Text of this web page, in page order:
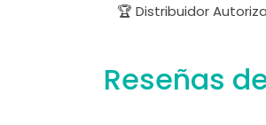
🏆 Distribuidor
Reseñas